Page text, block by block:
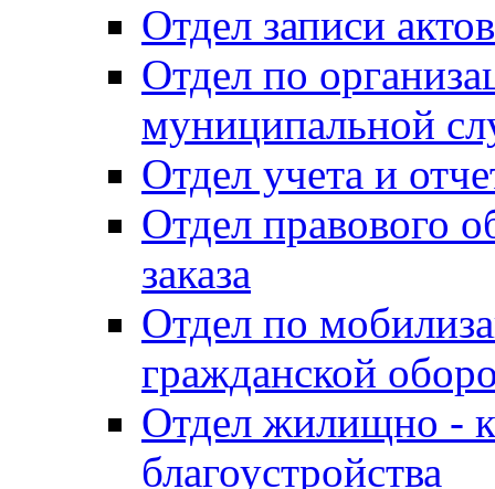
Отдел записи
Отдел по
муниципальной
Отдел учета и
Отдел правового
заказа
Отдел по
гражданской
Отдел жилищно -
благоустройства